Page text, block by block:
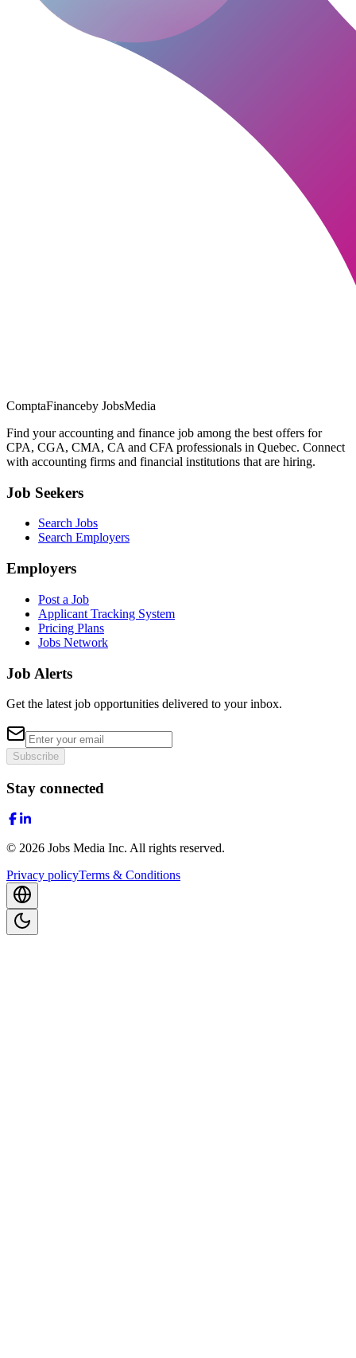
ComptaFinanceby JobsMedia
Find your accounting and finance job among the best offers for
CPA, CGA, CMA, CA and CFA professionals in Quebec. Connect
with accounting firms and financial institutions that are hiring.
Job Seekers
Search Jobs
Search Employers
Employers
Post a Job
Applicant Tracking System
Pricing Plans
Jobs Network
Job Alerts
Get the latest job opportunities delivered to your inbox.
Subscribe
Stay connected
© 2026 Jobs Media Inc. All rights reserved.
Privacy policyTerms & Conditions